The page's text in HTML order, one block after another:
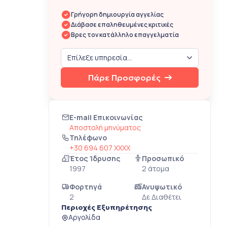
Γρήγορη δημιουργία αγγελίας
Διάβασε επαληθευμένες κριτικές
Βρες τον κατάλληλο επαγγελματία
Πάρε Προσφορές
E-mail Επικοινωνίας
Αποστολή μηνύματος
Τηλέφωνο
+30 694 607 XXXX
Έτος Ίδρυσης
1997
Προσωπικό
2 άτομα
Φορτηγά
2
Ανυψωτικό
Δε Διαθέτει
Περιοχές Εξυπηρέτησης
Αργολίδα